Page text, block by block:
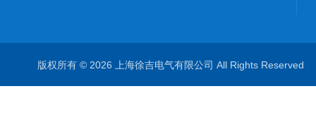
版权所有 © 2026 上海徐吉电气有限公司 All Rights